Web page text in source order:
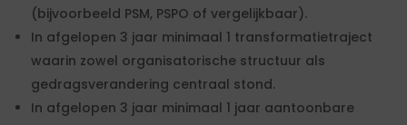
(bijvoorbeeld PSM, PSPO of vergelijkbaar).
In afgelopen 3 jaar minimaal 1 transformatietraject
waarin zowel organisatorische structuur als
gedragsverandering centraal stond.
In afgelopen 3 jaar minimaal 1 jaar aantoonbare